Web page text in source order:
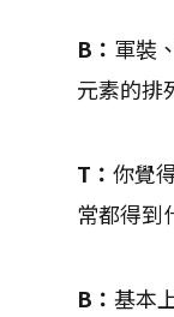
B： 軍裝
元素的排
T：你覺
常都得到
B：基本